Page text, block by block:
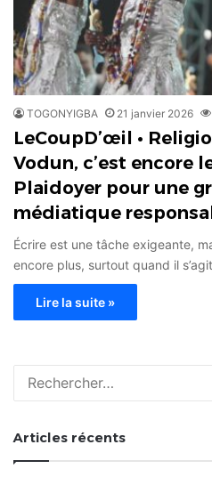
TOGONYIGBA 21 janvier 2026
LeCoupD’œil •
Vodun, c’est encore
Plaidoyer pour une
médiatique
Écrire est une tâche exigeante,
encore plus, surtout quand il
Lire la suite »
Articles récents